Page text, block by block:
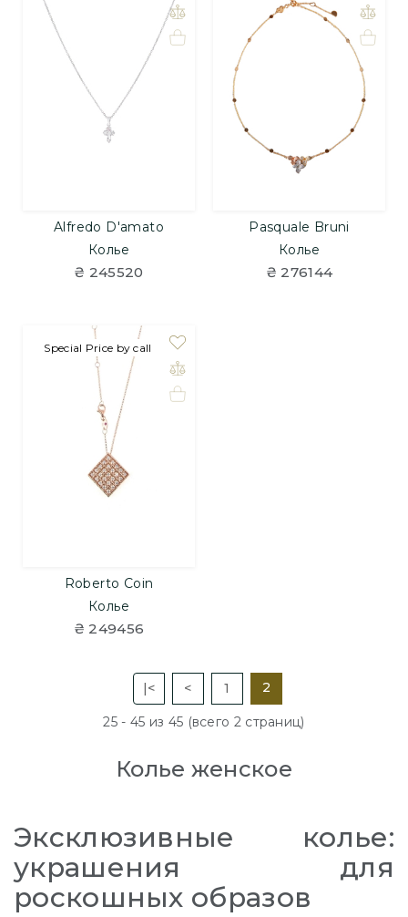
Alfredo D'amato
Колье
₴ 245520
Pasquale Bruni
Колье
₴ 276144
Special Price by call
Roberto Coin
Колье
₴ 249456
|< < 1 2
25 - 45 из 45 (всего 2 страниц)
Колье женское
Эксклюзивные колье:
украшения для
роскошных образов